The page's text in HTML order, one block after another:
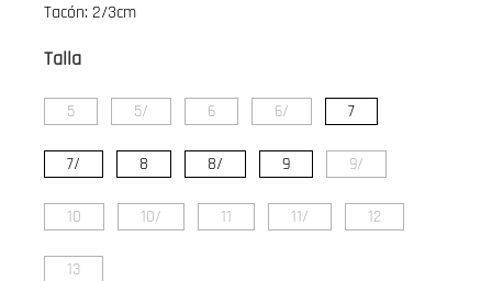
Tacón: 2/3cm
Talla
5 5/ 6 6/ 7
7/ 8 8/ 9 9/
10 10/ 11 11/ 12
13